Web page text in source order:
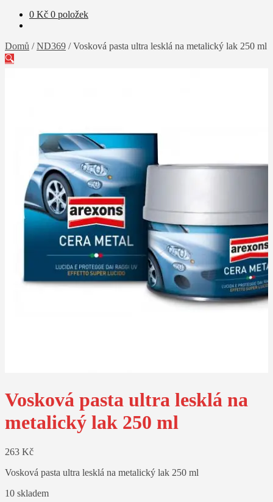
0 Kč 0 položek
Domů /ND369 /Vosková pasta ultra lesklá na metalický lak 250 ml
🔍
Vosková pasta ultra lesklá na
metalický lak 250 ml
263 Kč
Vosková pasta ultra lesklá na metalický lak 250 ml
10 skladem